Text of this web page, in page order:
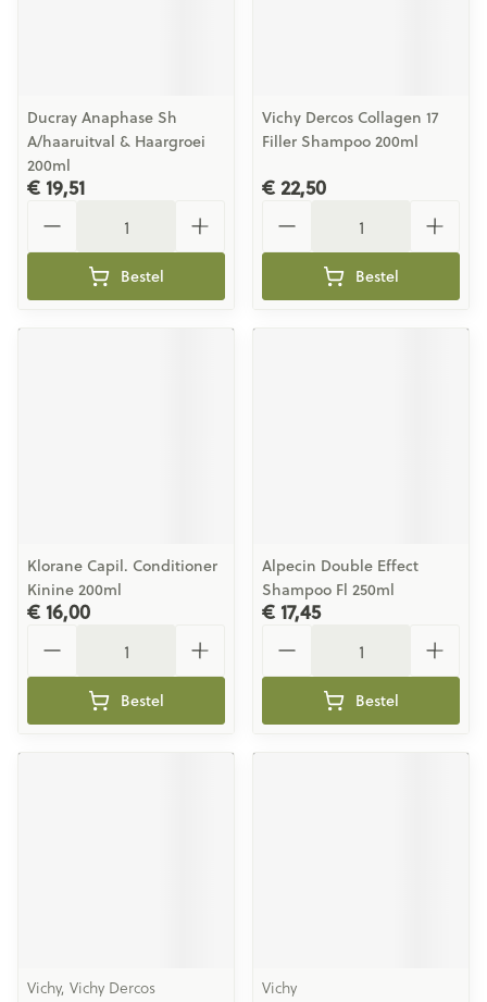
Ducray Anaphase Sh
A/haaruitval & Haargroei
200ml
€ 19,51
Bestel
Vichy Dercos Collagen 17
Filler Shampoo 200ml
€ 22,50
Bestel
Klorane Capil. Conditioner
Kinine 200ml
€ 16,00
Bestel
Alpecin Double Effect
Shampoo Fl 250ml
€ 17,45
Bestel
Vichy, Vichy Dercos Vichy